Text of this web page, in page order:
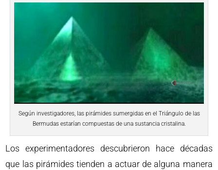
Según investigadores, las pirámides sumergidas en el Triángulo de las
Bermudas estarían compuestas de una sustancia cristalina.
Los experimentadores descubrieron hace décadas
que las pirámides tienden a actuar de alguna manera